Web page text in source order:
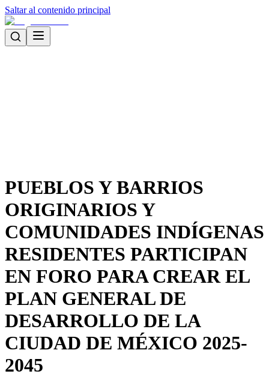
Saltar al contenido principal
PUEBLOS Y BARRIOS
ORIGINARIOS Y
COMUNIDADES INDÍGENAS
RESIDENTES PARTICIPAN
EN FORO PARA CREAR EL
PLAN GENERAL DE
DESARROLLO DE LA
CIUDAD DE MÉXICO 2025-
2045